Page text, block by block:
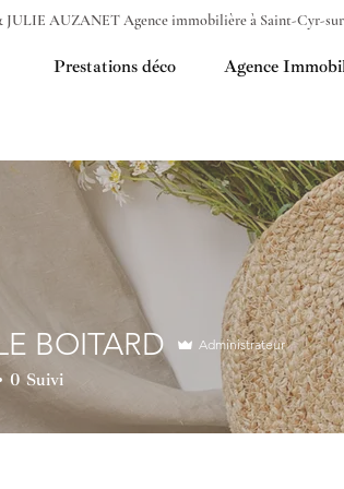
AUZANET Agence immobilière à Saint-Cyr-
Prestations déco Agence
BOITARD Administrateur
0 Suivi